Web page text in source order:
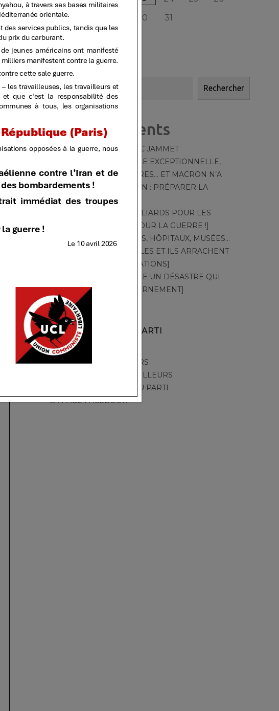
27
30 31
« JAN
Rechercher
Articles récents
HOMMAGE À MARC JAMMET
TT – 550 – [CANICULE EXCEPTIONNELLE,
MOYENS DÉRISOIRES… ET MACRON N’A
QU’UNE OBSESSION : PRÉPARER LA
GUERRE]
TT – 549 – [DES MILLIARDS POUR LES
CANADAIR ! PAS POUR LA GUERRE !]
TT – 548 – [CRÈCHES, HÔPITAUX, MUSÉES…
PAR LA GRÈVE, ELLES ET ILS ARRACHENT
LEURS REVENDICATIONS]
TT – 547 – [CANICULE UN DÉSASTRE QUI
ACCUSE LE GOUVERNEMENT]
AUTRES SITES DU PARTI
PARTI DES TRAVAILLEURS
LA TRIBUNE DES TRAVAILLEURS
LA CHAINE YOUTUBE DU PARTI
LA PAGE FACEBOOK